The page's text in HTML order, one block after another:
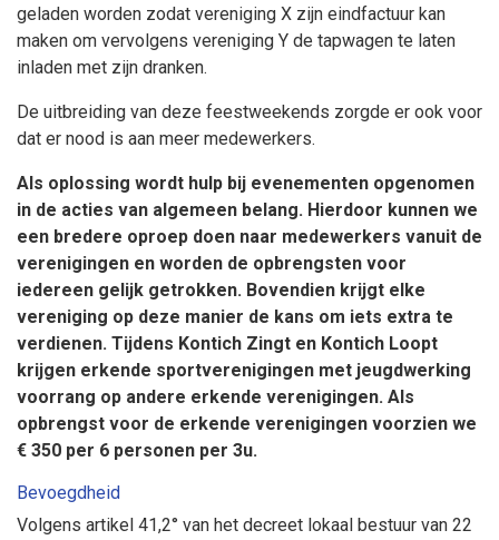
geladen worden zodat vereniging X zijn eindfactuur kan
maken om vervolgens vereniging Y de tapwagen te laten
inladen met zijn dranken.
De uitbreiding van deze feestweekends zorgde er ook voor
dat er nood is aan meer medewerkers.
Als oplossing wordt hulp bij evenementen opgenomen
in de acties van algemeen belang. Hierdoor kunnen we
een bredere oproep doen naar medewerkers vanuit de
verenigingen en worden de opbrengsten voor
iedereen gelijk getrokken. Bovendien krijgt elke
vereniging op deze manier de kans om iets extra te
verdienen. Tijdens Kontich Zingt en Kontich Loopt
krijgen erkende sportverenigingen met jeugdwerking
voorrang op andere erkende verenigingen. Als
opbrengst voor de erkende verenigingen voorzien we
€ 350 per 6 personen per 3u.
Bevoegdheid
Volgens artikel 41,2° van het decreet lokaal bestuur van 22